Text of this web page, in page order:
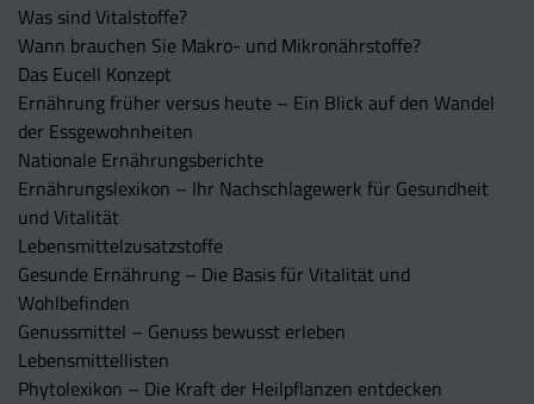
Was sind Vitalstoffe?
Wann brauchen Sie Makro- und Mikronährstoffe?
Das Eucell Konzept
Ernährung früher versus heute – Ein Blick auf den Wandel
der Essgewohnheiten
Nationale Ernährungsberichte
Ernährungslexikon – Ihr Nachschlagewerk für Gesundheit
und Vitalität
Lebensmittelzusatzstoffe
Gesunde Ernährung – Die Basis für Vitalität und
Wohlbefinden
Genussmittel – Genuss bewusst erleben
Lebensmittellisten
Phytolexikon – Die Kraft der Heilpflanzen entdecken